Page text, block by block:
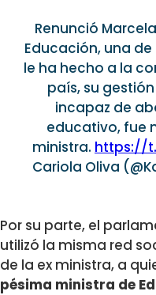
Renunció
Educación, una
le ha hecho a la
país, su
incapaz de
educativo, fue
ministra. https://
Cariola Oliva
Por su parte, el
utilizó la misma red
de la ex ministra, a
pésima ministra de